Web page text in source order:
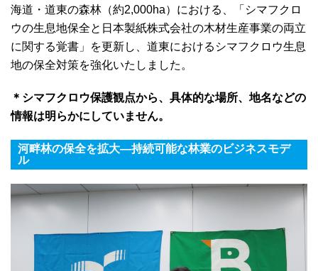
海道・道東の森林（約2,000ha）における、「シマフクロ
ウの生息地保全と日本製紙株式会社の木材生産事業の両立
に関する覚書」を更新し、道東におけるシマフクロウ生息
地の保全対策を強化いたしました。
＊シマフクロウ保護観点から、具体的な場所、地名などの
情報は明らかにしていません。
河畔林の保全を拡大―持続可能な林業のビジネスモデ
ル